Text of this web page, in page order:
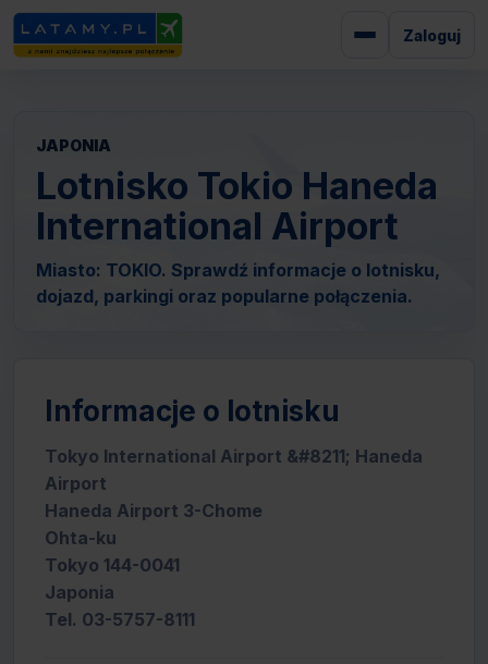
Zaloguj
JAPONIA
Lotnisko Tokio Haneda
International Airport
Miasto: TOKIO. Sprawdź informacje o lotnisku,
dojazd, parkingi oraz popularne połączenia.
Informacje o lotnisku
Tokyo International Airport &#8211; Haneda
Airport
Haneda Airport 3-Chome
Ohta-ku
Tokyo 144-0041
Japonia
Tel. 03-5757-8111